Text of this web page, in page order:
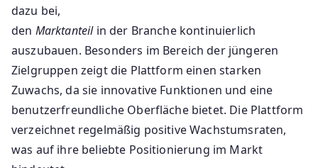
dazu bei,
den Marktanteilin der Branche kontinuierlich
auszubauen. Besonders im Bereich der jüngeren
Zielgruppen zeigt die Plattform einen starken
Zuwachs, da sie innovative Funktionen und eine
benutzerfreundliche Oberfläche bietet. Die Plattform
verzeichnet regelmäßig positive Wachstumsraten,
was auf ihre beliebte Positionierung im Markt